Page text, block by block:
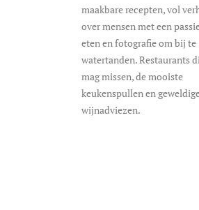
maakbare recepten, vol
over mensen met een
eten en fotografie om bij te
watertanden. Restaurants
mag missen, de mooiste
keukenspullen en
wijnadviezen.